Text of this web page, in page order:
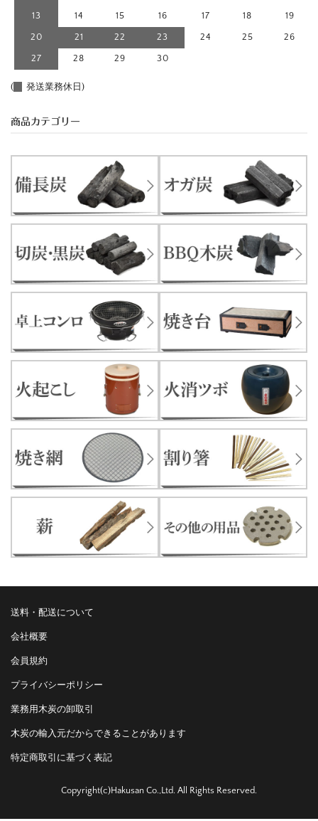
13 14 15 16 17 18 19
20 21 22 23 24 25 26
27 28 29 30
( 発送業務休日)
商品カテゴリー
送料・配送について
会社概要
会員規約
プライバシーポリシー
業務用木炭の卸取引
木炭の輸入元だからできることがあります
特定商取引に基づく表記
Copyright(c)Hakusan Co.,Ltd. All Rights Reserved.